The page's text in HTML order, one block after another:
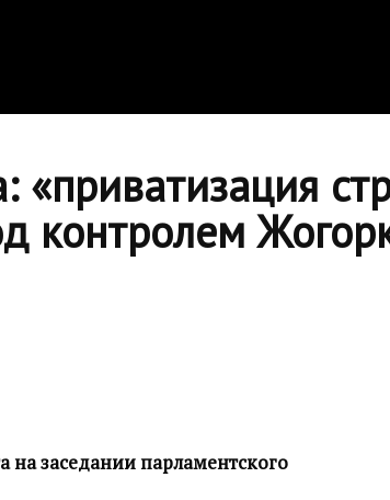
контролем
на заседании парламентского